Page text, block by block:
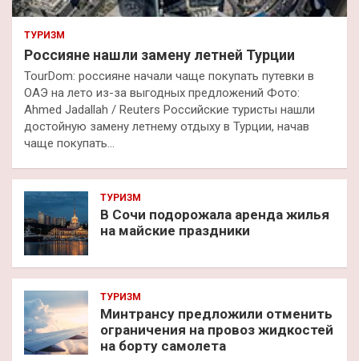
ТУРИЗМ
Россияне нашли замену летней Турции
TourDom: россияне начали чаще покупать путевки в
ОАЭ на лето из-за выгодных предложений Фото:
Ahmed Jadallah / Reuters Российские туристы нашли
достойную замену летнему отдыху в Турции, начав
чаще покупать…
ТУРИЗМ
В Сочи подорожала аренда жилья
на майские праздники
ТУРИЗМ
Минтрансу предложили отменить
ограничения на провоз жидкостей
на борту самолета